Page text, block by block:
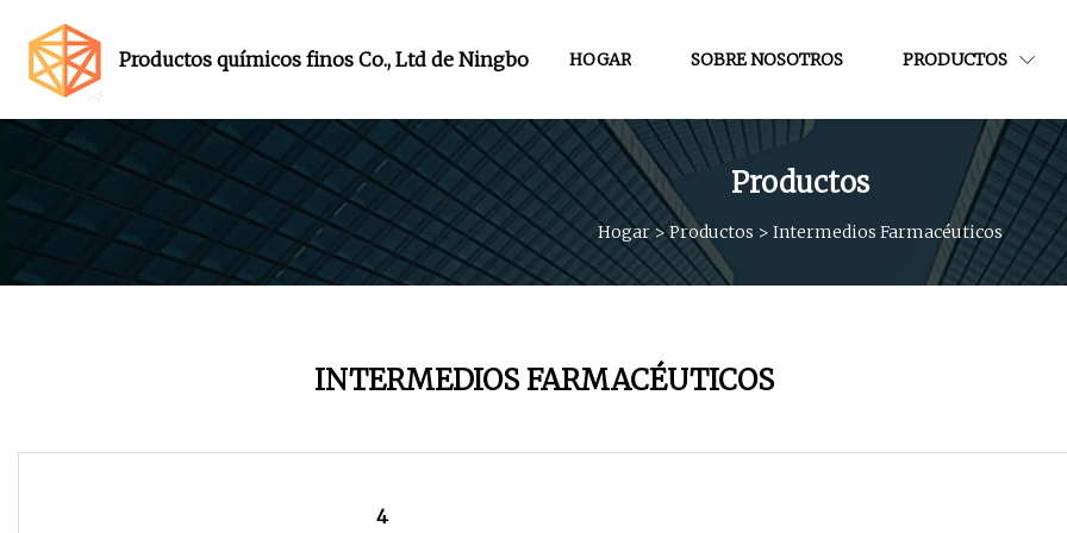
Productos químicos finos Co., Ltd de Ningbo HOGAR SOBRE NOSOTROS PRODUCTOS
Productos
Hogar >Productos > Intermedios Farmacéuticos
INTERMEDIOS FARMACÉUTICOS
4